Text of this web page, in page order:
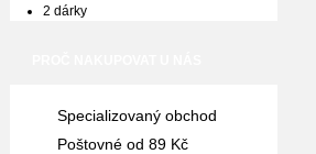
2 dárky
Specializovaný obchod
Poštovné od 89 Kč